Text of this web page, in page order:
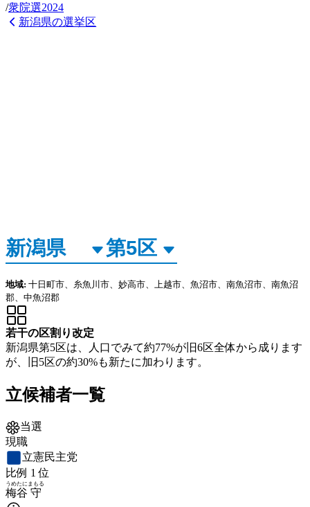
/衆院選2024
新潟県の選挙区
地域: 十日町市、糸魚川市、妙高市、上越市、魚沼市、南魚沼市、南魚沼
郡、中魚沼郡
若干の区割り改定
新潟県第5区は、人口でみて約77%が旧6区全体から成ります
が、旧5区の約30%も新たに加わります。
立候補者一覧
当選
現職
立憲民主党
比例 1 位
梅谷
うめたに
守
まもる